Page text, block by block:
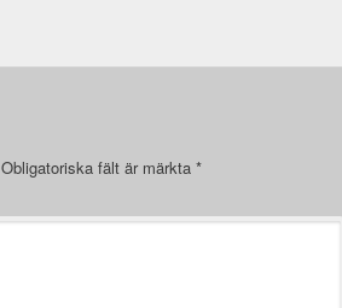
Obligatoriska fält är märkta *